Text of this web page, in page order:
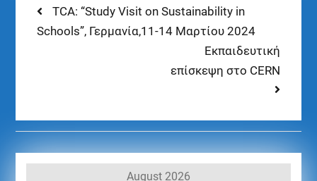
TCA: “Study Visit on Sustainability in
Schools”, Γερμανία,11-14 Μαρτίου 2024
Εκπαιδευτική
επίσκεψη στο CERN
August 2026